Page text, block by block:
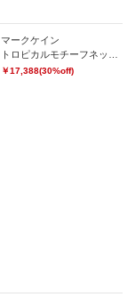
マークケイン
￥17,388(30%off)